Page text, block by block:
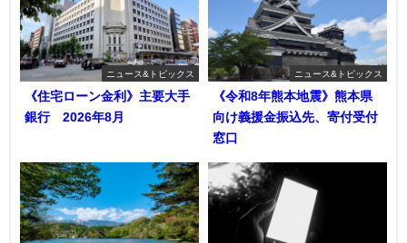
ニュース&トピックス
《住宅ローン金利》主要大手
銀行 2026年8月
ニュース&トピックス
《令和8年熊本地震》熊本県
向け義援金振込先、寄付受付
窓口